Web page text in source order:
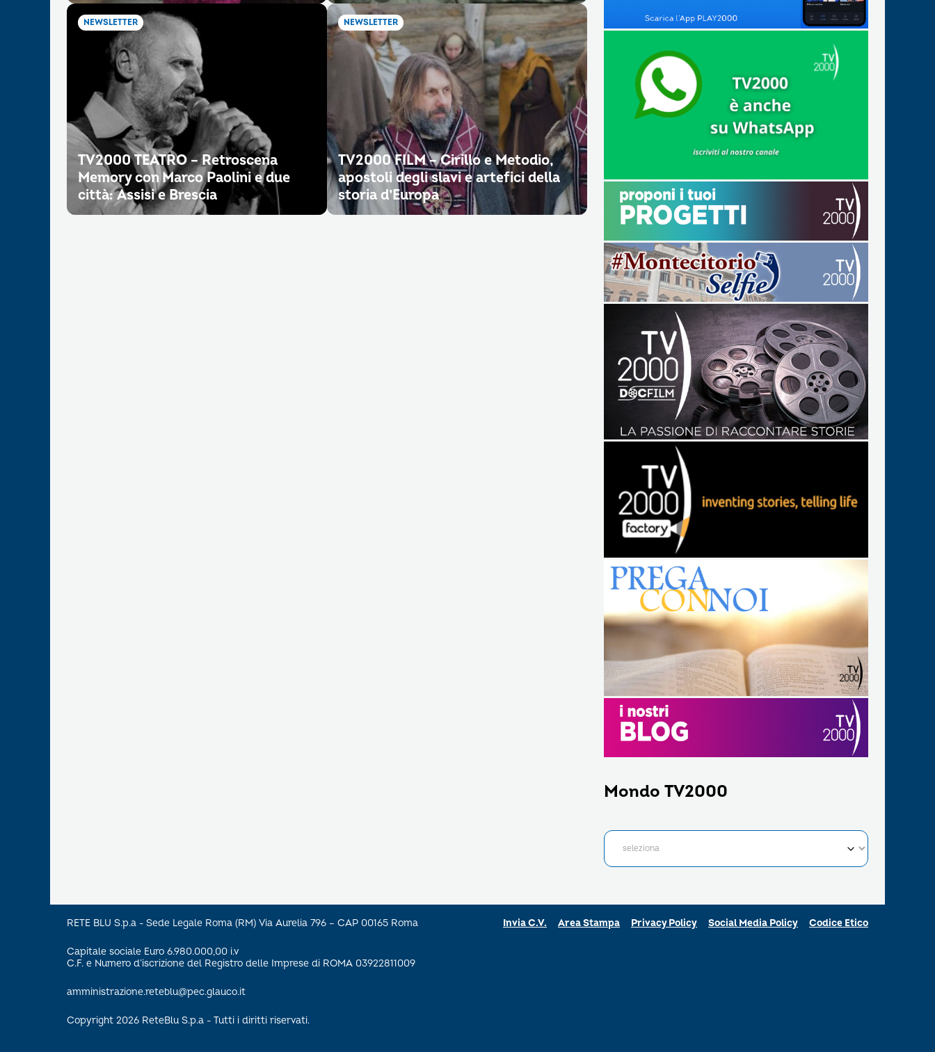
NEWSLETTER
TV2000 TEATRO – Retroscena
Memory con Marco Paolini e due
città: Assisi e Brescia
NEWSLETTER
TV2000 FILM – Cirillo e Metodio,
apostoli degli slavi e artefici della
storia d’Europa
Mondo TV2000
RETE BLU S.p.a - Sede Legale Roma (RM) Via Aurelia 796 – CAP 00165 Roma
Capitale sociale Euro 6.980.000,00 i.v
C.F. e Numero d’iscrizione del Registro delle Imprese di ROMA 03922811009
amministrazione.reteblu@pec.glauco.it
Copyright 2026 ReteBlu S.p.a - Tutti i diritti riservati.
Invia C.V. Area Stampa Privacy Policy Social Media Policy Codice Etico